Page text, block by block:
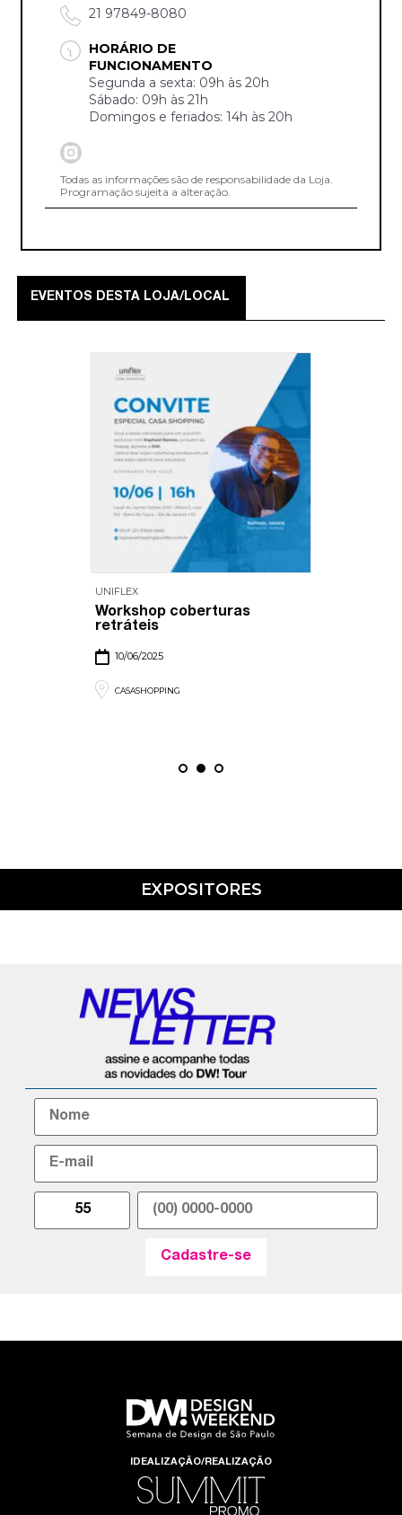
21 97849-8080
HORÁRIO DE
FUNCIONAMENTO
Segunda a sexta: 09h às 20h
Sábado: 09h às 21h
Domingos e feriados: 14h às 20h
Todas as informações são de responsabilidade da Loja.
Programação sujeita a alteração.
EVENTOS DESTA LOJA/LOCAL
UNIFLEX
A Psicologia das Cores:
Sensações e Impactos na
EXPOSITORES
IDEALIZAÇÃO/REALIZAÇÃO